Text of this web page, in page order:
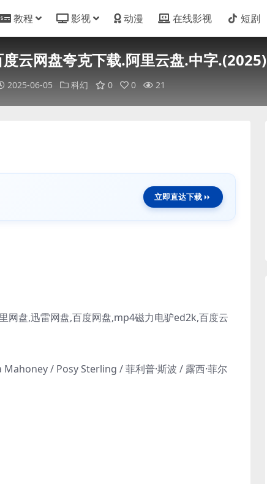
教程 影视 动漫 在线影视 短剧
度云网盘夸克下载.阿里云盘.中字.(2025)
2025-06-05 科幻 0 0 21
立即直达下载
网盘,迅雷网盘,百度网盘,mp4磁力电驴ed2k,百度云
Mahoney / Posy Sterling / 菲利普·斯波 / 露西·菲尔